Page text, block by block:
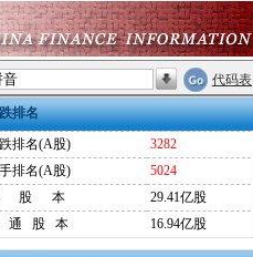
代码表
排名
排名(A股)
3282
排名(A股)
5024
股 本
29.41亿股
通 股 本 16.94亿股